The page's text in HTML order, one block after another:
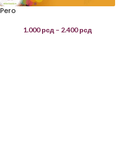
Pero
1.000рсд – 2.400рсд